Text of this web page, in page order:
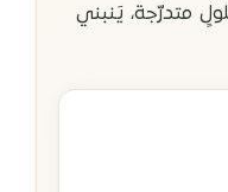
متدرّجة، يَنبني